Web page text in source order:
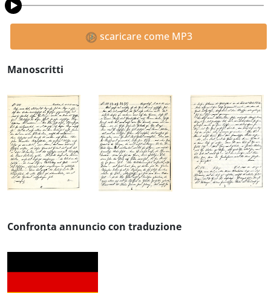
scaricare come MP3
Manoscritti
Confronta annuncio con traduzione